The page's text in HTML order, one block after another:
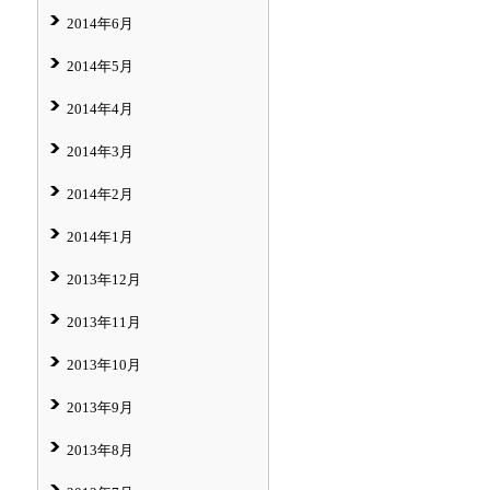
2014年6月
2014年5月
2014年4月
2014年3月
2014年2月
2014年1月
2013年12月
2013年11月
2013年10月
2013年9月
2013年8月